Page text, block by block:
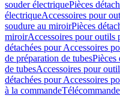
souder électriquePièces
électriqueAccessoires pour
soudure au miroirPièces
miroirAccessoires pour outils
détachées pour Accessoires
de préparation de tubesPièces
de tubesAccessoires pour
détachées pour Accessoires
à la commande